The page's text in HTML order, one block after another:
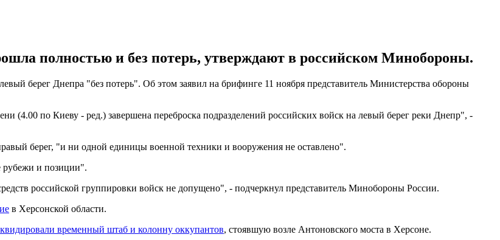
полностью и без потерь, утверждают в российском Минобороны.
берег Днепра "без потерь". Об этом заявил на брифинге 11 ноября представитель Министерства обороны
(4.00 по Киеву - ред.) завершена переброска подразделений российских войск на левый берег реки Днепр", -
берег, "и ни одной единицы военной техники и вооружения не оставлено".
рубежи и позиции".
российской группировки войск не допущено", - подчеркнул представитель Минобороны России.
в Херсонской области.
временный штаб и колонну оккупантов, стоявшую возле Антоновского моста в Херсоне.